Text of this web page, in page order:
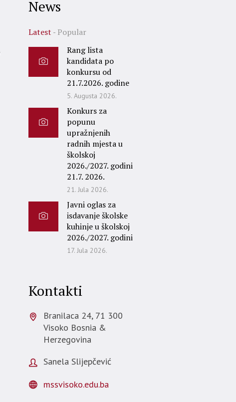
News
Latest
Popular
Rang lista
kandidata po
konkursu od
21.7.2026. godine
5. Augusta 2026.
Konkurs za
popunu
upražnjenih
radnih mjesta u
školskoj
2026./2027. godini
21.7. 2026.
21. Jula 2026.
Javni oglas za
isdavanje školske
kuhinje u školskoj
2026./2027. godini
17. Jula 2026.
Kontakti
Branilaca 24, 71 300
Visoko Bosnia &
Herzegovina
Sanela Slijepčević
mssvisoko.edu.ba